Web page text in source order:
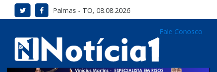
Palmas - TO, 08.08.2026
Fale Conosco